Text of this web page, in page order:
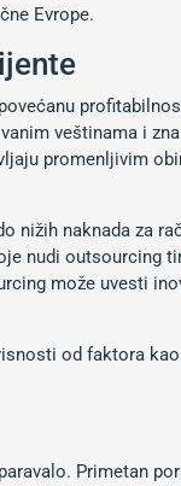
Evrope.
veštinama i
promenljivim
nižih naknada za
nudi outsourcing
može uvesti
od faktora
Primetan